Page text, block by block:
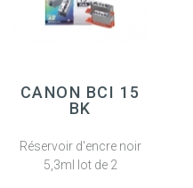
CANON BCI 15
BK
Réservoir d'encre noir
5,3ml lot de 2